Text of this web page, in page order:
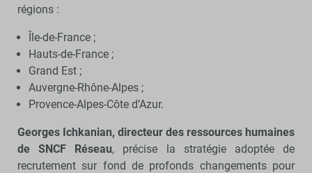
régions :
Île-de-France ;
Hauts-de-France ;
Grand Est ;
Auvergne-Rhône-Alpes ;
Provence-Alpes-Côte d’Azur.
Georges Ichkanian, directeur des ressources humaines
de SNCF Réseau, précise la stratégie adoptée de
recrutement sur fond de profonds changements pour